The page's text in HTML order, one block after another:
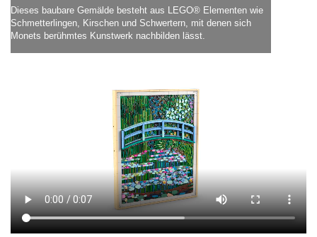
Dieses baubare Gemälde besteht aus LEGO® Elementen wie
Schmetterlingen, Kirschen und Schwertern, mit denen sich
Monets berühmtes Kunstwerk nachbilden lässt.